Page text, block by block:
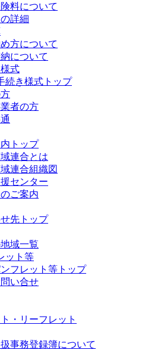
料について
詳細
方について
について
式
続き様式トップ
者の方
トップ
連合とは
連合組織図
センター
ご案内
先トップ
域一覧
ット等
フレット等トップ
い合せ
・リーフレット
事務登録簿について